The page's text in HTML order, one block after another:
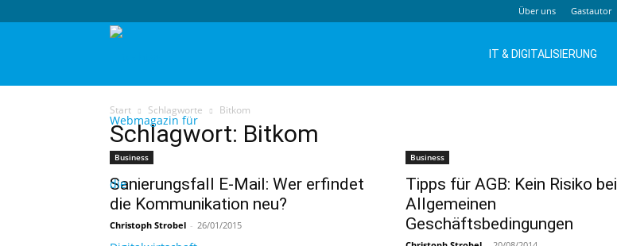
Über uns Gastautor
IT & DIGITALISIERUNG
Start Schlagworte Bitkom
Schlagwort: Bitkom
Business
Sanierungsfall E-Mail: Wer erfindet
die Kommunikation neu?
Christoph Strobel - 26/01/2015
Business
Tipps für AGB: Kein Risiko bei
Allgemeinen
Geschäftsbedingungen